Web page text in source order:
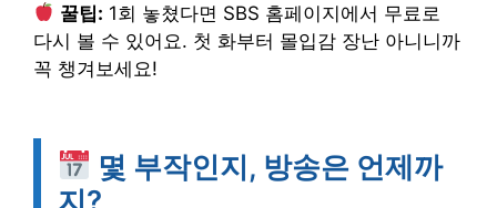
꿀팁: 1회 놓쳤다면 SBS 홈페이지에서 무료로
다시 볼 수 있어요. 첫 화부터 몰입감 장난 아니니까
꼭 챙겨보세요!
몇 부작인지, 방송은 언제까
지?